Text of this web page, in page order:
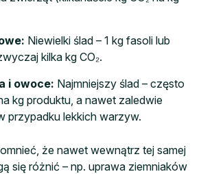
Niewielki ślad – 1 kg fasoli lub
kilka kg CO₂.
i owoce: Najmniejszy ślad – często
kg produktu, a nawet zaledwie
przypadku lekkich warzyw.
że nawet wewnątrz tej samej
się różnić – np. uprawa ziemniaków